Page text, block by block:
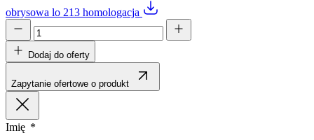
obrysowa lo 213 homologacja
Dodaj do oferty
Zapytanie ofertowe o produkt
Imię